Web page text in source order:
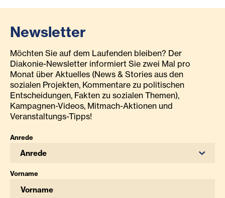
Newsletter
Möchten Sie auf dem Laufenden bleiben? Der
Diakonie-Newsletter informiert Sie zwei Mal pro
Monat über Aktuelles (News & Stories aus den
sozialen Projekten, Kommentare zu politischen
Entscheidungen, Fakten zu sozialen Themen),
Kampagnen-Videos, Mitmach-Aktionen und
Veranstaltungs-Tipps!
Anrede
Anrede
Vorname